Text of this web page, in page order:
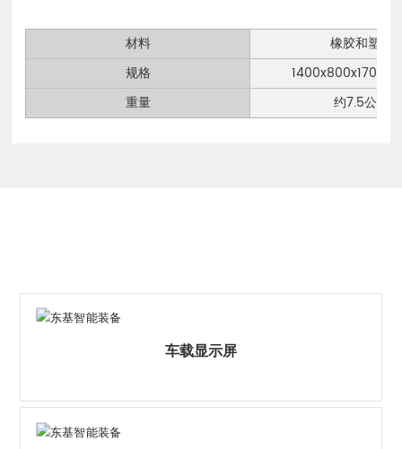
材料
橡胶和塑料
规格
重量
约7.5公斤
车载显示屏